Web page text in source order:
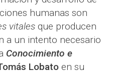
humanas son
vitales que producen
a un intento necesario
Conocimiento e
Lobato en su